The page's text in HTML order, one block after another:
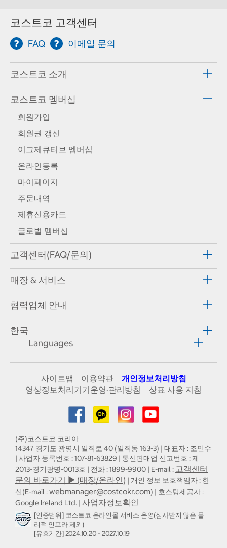
코스트코 고객센터
FAQ 이메일 문의
코스트코 소개
코스트코 멤버십
회원가입
회원권 갱신
이그제큐티브 멤버십
온라인등록
마이페이지
주문내역
제휴신용카드
글로벌 멤버십
고객센터(FAQ/문의)
매장 & 서비스
협력업체 안내
한국
Languages
사이트맵 이용약관
개인정보처리방침
영상정보처리기기운영·관리방침
상표 사용 지침
(주)코스트코 코리아
14347 경기도 광명시 일직로 40 (일직동 163-3) | 대표자 : 조민수
| 사업자 등록번호 : 107-81-63829 | 통신판매업 신고번호 : 제
2013-경기광명-0013호 | 전화 : 1899-9900 | E-mail : 고객센터
문의 바로가기 ▶ (매장/온라인) | 개인 정보 보호책임자 : 한
신(E-mail :webmanager@costcokr.com) | 호스팅제공자 :
Google Ireland Ltd. | 사업자정보확인
[인증범위] 코스트코 온라인몰 서비스 운영(심사받지 않은 물
리적 인프라 제외)
[유효기간] 2024.10.20 - 2027.10.19